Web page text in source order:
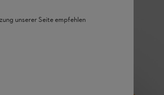
unserer Seite empfehlen